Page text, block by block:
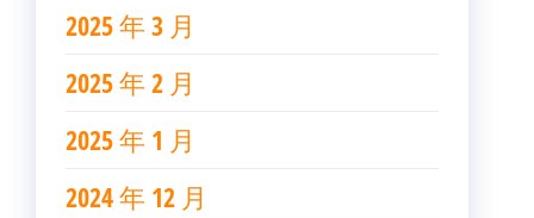
2025 年 3 月
2025 年 2 月
2025 年 1 月
2024 年 12 月